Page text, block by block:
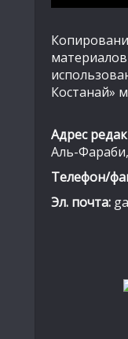
Костанай»
Адрес
Аль-
Телефон/
Эл. почта: